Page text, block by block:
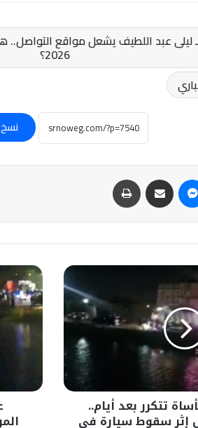
ليلى عبد اللطيف يشعل مواقع التواصل..
2026؟
نسخ
ماسنجر مشاركة عبر البريد
تتكرر بعد أيام..
أشخاص إثر سقوط سيارة في
عاجل-
ننشر
أسماء
ضحايا
حادث
المريوطية
اليوم..
6